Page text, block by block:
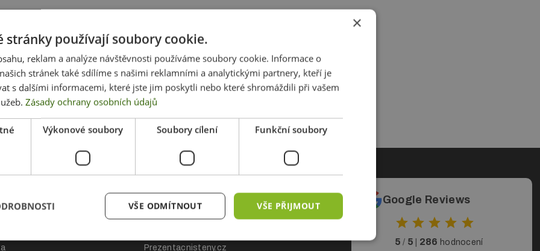
Naše další projekty
Nej-rollup.cz
Prezentacnisteny.cz
Google Reviews
5 / 5 286 hodnocení
×
stránky používají soubory cookie.
reklam a analýze návštěvnosti používáme soubory cookie. Informace o
stránek také sdílíme s našimi reklamními a analytickými partnery, kteří je
s dalšími informacemi, které jste jim poskytli nebo které shromáždili při vašem
Zásady ochrany osobních údajů
Výkonové soubory Soubory cílení Funkční soubory
VŠE PŘIJMOUT
VŠE ODMÍTNOUT